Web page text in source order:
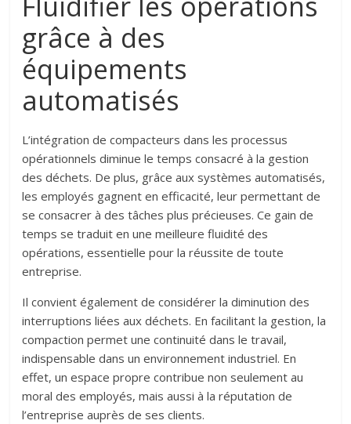
grâce à des
équipements
automatisés
L’intégration de compacteurs dans les processus
opérationnels diminue le temps consacré à la gestion
des déchets. De plus, grâce aux systèmes automatisés,
les employés gagnent en efficacité, leur permettant de
se consacrer à des tâches plus précieuses. Ce gain de
temps se traduit en une meilleure fluidité des
opérations, essentielle pour la réussite de toute
entreprise.
Il convient également de considérer la diminution des
interruptions liées aux déchets. En facilitant la gestion, la
compaction permet une continuité dans le travail,
indispensable dans un environnement industriel. En
effet, un espace propre contribue non seulement au
moral des employés, mais aussi à la réputation de
l’entreprise auprès de ses clients.